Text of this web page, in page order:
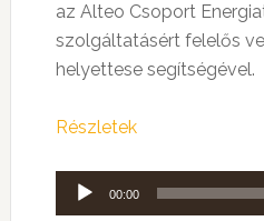
az Alteo Csoport
szolgáltatásért felelős
helyettese segítségével.
Részletek
Audió
lejátszó
00:00